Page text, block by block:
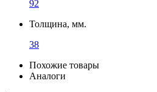
92
Толщина, мм.
38
Похожие товары
Аналоги